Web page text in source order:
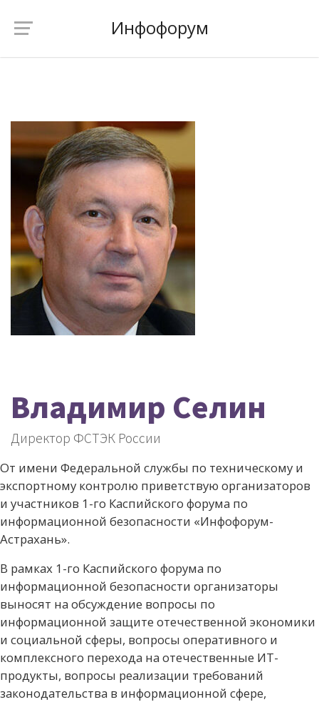
Инфофорум
Владимир Селин
Директор ФСТЭК России
От имени Федеральной службы по техническому и
экспортному контролю приветствую организаторов
и участников 1-го Каспийского форума по
информационной безопасности «Инфофорум-
Астрахань».
В рамках 1-го Каспийского форума по
информационной безопасности организаторы
выносят на обсуждение вопросы по
информационной защите отечественной экономики
и социальной сферы, вопросы оперативного и
комплексного перехода на отечественные ИТ-
продукты, вопросы реализации требований
законодательства в информационной сфере,